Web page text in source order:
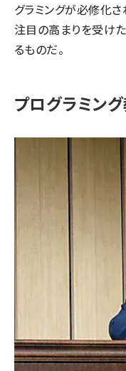
グラミングが必修化
注目の高まりを受け
るものだ。
プログラミン